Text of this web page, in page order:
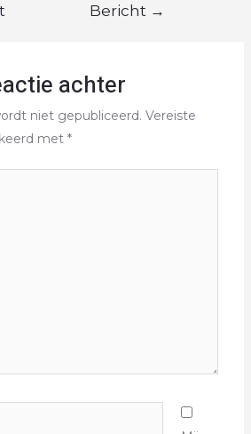
Bericht →
achter
niet gepubliceerd. Vereiste
met *